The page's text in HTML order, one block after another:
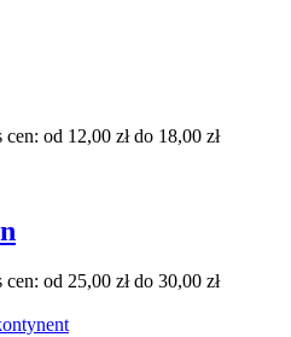
cen: od 12,00 zł do 18,00 zł
cen: od 25,00 zł do 30,00 zł